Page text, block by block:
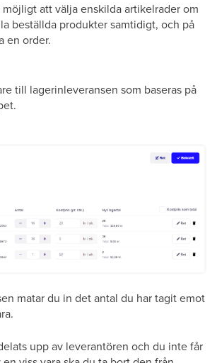
möjligt att välja enskilda artikelrader om
beställda produkter samtidigt, och på
en order.
till lagerinleveransen som baseras på
matar du in det antal du har tagit emot
upp av leverantören och du inte får